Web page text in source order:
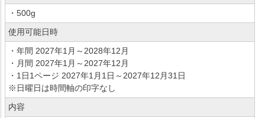
・500g
使用可能日時
・年間 2027年1月～2028年12月
・月間 2027年1月～2027年12月
・1日1ページ 2027年1月1日～2027年12月31日
※日曜日は時間軸の印字なし
内容